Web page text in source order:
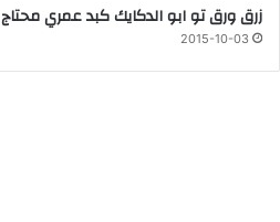
زرق ورق تو ابو الدكايك كبد عمري محتاج 100 دولار
2015-10-03